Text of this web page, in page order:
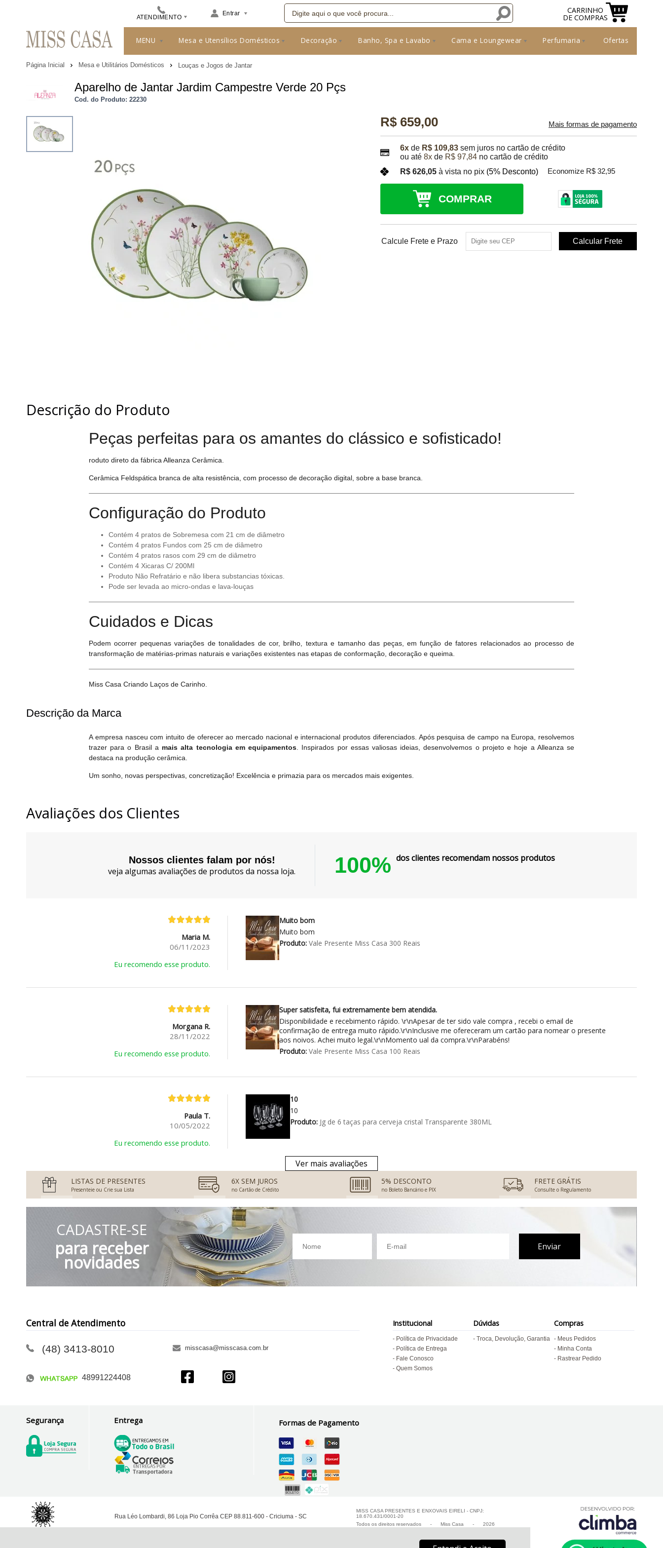
ATENDIMENTO
48991224408
Entrar CARRINHO
DE COMPRAS
MENU Mesa e Utensílios Domésticos Decoração Banho, Spa e Lavabo Cama e Loungewear Perfumaria Ofertas
Página Inicial Mesa e Utilitários Domésticos Louças e Jogos de Jantar
Aparelho de Jantar Jardim Campestre Verde 20 Pçs
Cod. do Produto: 22230
R$ 659,00 Mais formas de pagamento
6x de R$ 109,83 sem juros no cartão de crédito
ou até8x de R$ 97,84 no cartão de crédito
R$ 626,05à vista no pix (5% Desconto) Economize R$ 32,95
COMPRAR
Calcule Frete e Prazo
Descrição do Produto
Peças perfeitas para os amantes do clássico e sofisticado!
roduto direto da fábrica Alleanza Cerâmica.
Cerâmica Feldspática branca de alta resistência, com processo de decoração digital, sobre a base branca.
Configuração do Produto
Contém 4 pratos de Sobremesa com 21 cm de diâmetro
Contém 4 pratos Fundos com 25 cm de diâmetro
Contém 4 pratos rasos com 29 cm de diâmetro
Contém 4 Xicaras C/ 200Ml
Produto Não Refratário e não libera substancias tóxicas.
Pode ser levada ao micro-ondas e lava-louças
Cuidados e Dicas
Podem ocorrer pequenas variações de tonalidades de cor, brilho, textura e tamanho das peças, em função de fatores relacionados ao processo de
transformação de matérias-primas naturais e variações existentes nas etapas de conformação, decoração e queima.
Miss Casa Criando Laços de Carinho.
Descrição da Marca
A empresa nasceu com intuito de oferecer ao mercado nacional e internacional produtos diferenciados. Após pesquisa de campo na Europa, resolvemos
trazer para o Brasil a mais alta tecnologia em equipamentos . Inspirados por essas valiosas ideias, desenvolvemos o projeto e hoje a Alleanza se
destaca na produção cerâmica.
Um sonho, novas perspectivas, concretização! Excelência e primazia para os mercados mais exigentes.
Avaliações dos Clientes
Nossos clientes falam por nós!
veja algumas avaliações de produtos da nossa loja.
100% dos clientes recomendam nossos produtos
Maria M.
06/11/2023
Eu recomendo esse produto.
Muito bom
Muito bom
Produto:Vale Presente Miss Casa 300 Reais
Morgana R.
28/11/2022
Eu recomendo esse produto.
Super satisfeita, fui extremamente bem atendida.
Disponibilidade e recebimento rápido. \r\nApesar de ter sido vale compra , recebi o email de
confirmação de entrega muito rápido.\r\nInclusive me ofereceram um cartão para nomear o presente
aos noivos. Achei muito legal.\r\nMomento ual da compra.\r\nParabéns!
Produto:Vale Presente Miss Casa 100 Reais
Paula T.
10/05/2022
Eu recomendo esse produto.
10
10
Produto:Jg de 6 taças para cerveja cristal Transparente 380ML
Ver mais avaliações
LISTAS DE PRESENTES
Presenteie ou Crie sua Lista
6X SEM JUROS
no Cartão de Crédito
5% DESCONTO
no Boleto Bancário e PIX
FRETE GRÁTIS
Consulte o Regulamento
CADASTRE-SE
para receber
novidades
Central de Atendimento
(48) 3413-8010 misscasa@misscasa.com.br
48991224408
Institucional
Política de Privacidade
Política de Entrega
Fale Conosco
Quem Somos
Dúvidas
Troca, Devolução, Garantia
Compras
Meus Pedidos
Minha Conta
Rastrear Pedido
Segurança Entrega Formas de Pagamento
Rua Léo Lombardi, 86 Loja Pio Corrêa CEP 88.811-600 - Criciuma - SC
MISS CASA PRESENTES E ENXOVAIS EIRELI - CNPJ:
18.670.431/0001-20
Todos os direitos reservados
- Miss Casa - 2026